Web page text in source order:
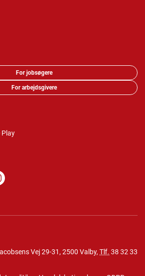
For jobsøgere
For arbejdsgivere
Vej 29-31, 2500 Valby, Tlf. 38 32 33